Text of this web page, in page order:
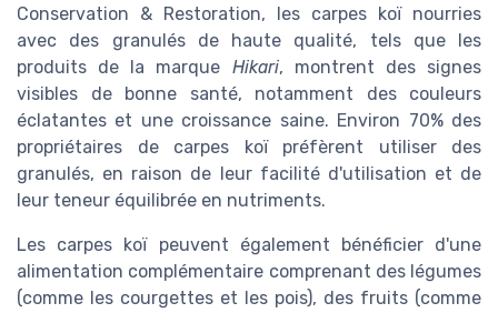
Conservation & Restoration, les carpes koï nourries
avec des granulés de haute qualité, tels que les
produits de la marque Hikari, montrent des signes
visibles de bonne santé, notamment des couleurs
éclatantes et une croissance saine. Environ 70% des
propriétaires de carpes koï préfèrent utiliser des
granulés, en raison de leur facilité d'utilisation et de
leur teneur équilibrée en nutriments.
Les carpes koï peuvent également bénéficier d'une
alimentation complémentaire comprenant des légumes
(comme les courgettes et les pois), des fruits (comme